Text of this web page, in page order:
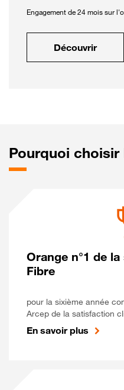
Engagement de 24 mois sur
Découvrir
Pourquoi choisir
Orange n°1 de
Fibre
pour la sixième année
Arcep de la satisfaction
En savoir plus